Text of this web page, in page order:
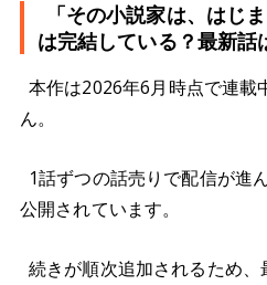
「その小説家は、はじ
は完結している？最新話
本作は2026年6月時点で連載
ん。
1話ずつの話売りで配信が進
公開されています。
続きが順次追加されるため